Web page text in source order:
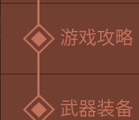
游戏攻略
武器装备